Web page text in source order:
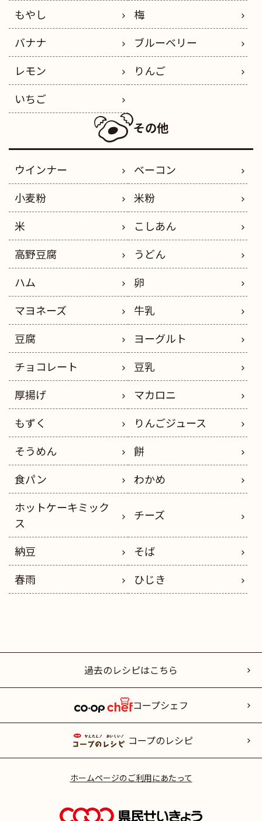
もやし
梅
バナナ
ブルーベリー
レモン
りんご
いちご
その他
ウインナー
ベーコン
小麦粉
米粉
米
こしあん
高野豆腐
うどん
ハム
卵
マヨネーズ
牛乳
豆腐
ヨーグルト
チョコレート
豆乳
厚揚げ
マカロニ
もずく
りんごジュース
そうめん
餅
食パン
わかめ
ホットケーキミック
ス
チーズ
納豆
そば
春雨
ひじき
過去のレシピはこちら
コープシェフ
コープのレシピ
ホームページのご利用にあたって